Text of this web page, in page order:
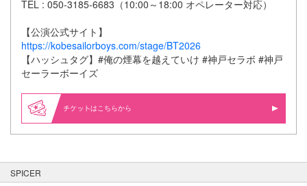
TEL : 050-3185-6683（10:00～18:00 オペレーター対応）
【公演公式サイト】
https://kobesailorboys.com/stage/BT2026
【ハッシュタグ】#俺の煙幕を越えていけ #神戸セラボ #神戸
セーラーボーイズ
はこちらから
SPICER